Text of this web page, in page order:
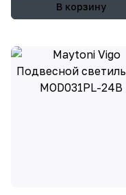
В корзину